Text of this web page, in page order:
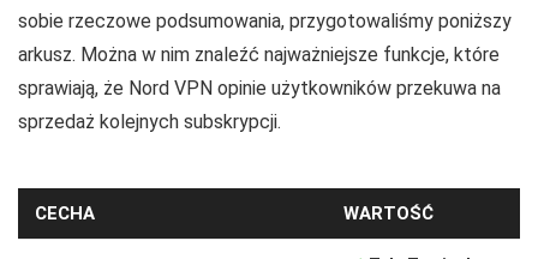
sobie rzeczowe podsumowania, przygotowaliśmy poniższy
arkusz. Można w nim znaleźć najważniejsze funkcje, które
sprawiają, że Nord VPN opinie użytkowników przekuwa na
sprzedaż kolejnych subskrypcji.
CECHA WARTOŚĆ